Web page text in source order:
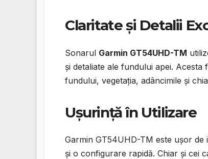
Claritate și Detalii
Sonarul Garmin GT54UHD-TM
și detaliate ale fundului apei.
fundului, vegetația, adâncimile și
Ușurință în Utilizare
Garmin GT54UHD-TM este ușor de
și o configurare rapidă. Chiar și cei